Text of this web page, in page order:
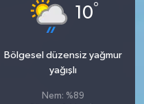
10°
Bölgesel düzensiz yağmur
yağışlı
Nem: %89